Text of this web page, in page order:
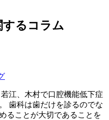
るコラム
江、木村で口腔機能低下症
歯科は歯だけを診るのでな
ることが大切であることを